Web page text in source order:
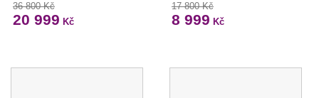
36 800 Kč
20 999 Kč
17 800 Kč
8 999 Kč